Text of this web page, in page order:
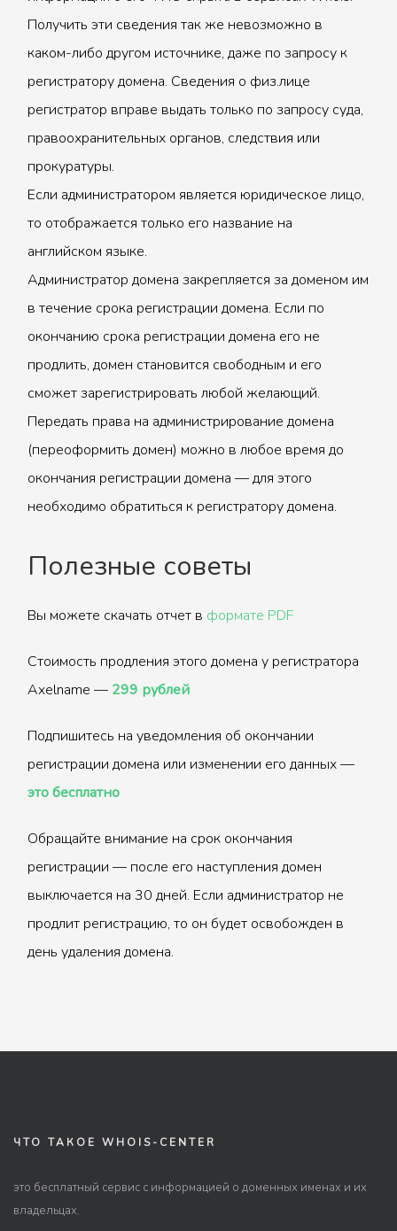
Получить эти сведения так же невозможно в
каком-либо другом источнике, даже по запросу к
регистратору домена. Сведения о физ.лице
регистратор вправе выдать только по запросу суда,
правоохранительных органов, следствия или
прокуратуры.
Если администратором является юридическое лицо,
то отображается только его название на
английском языке.
Администратор домена закрепляется за доменом им
в течение срока регистрации домена. Если по
окончанию срока регистрации домена его не
продлить, домен становится свободным и его
сможет зарегистрировать любой желающий.
Передать права на администрирование домена
(переоформить домен) можно в любое время до
окончания регистрации домена — для этого
необходимо обратиться к регистратору домена.
Полезные советы
Вы можете скачать отчет в формате PDF
Стоимость продления этого домена у регистратора
Axelname — 299 рублей
Подпишитесь на уведомления об окончании
регистрации домена или изменении его данных —
это бесплатно
Обращайте внимание на срок окончания
регистрации — после его наступления домен
выключается на 30 дней. Если администратор не
продлит регистрацию, то он будет освобожден в
день удаления домена.
ЧТО ТАКОЕ WHOIS-CENTER
это бесплатный сервис с информацией о доменных именах и их
владельцах.